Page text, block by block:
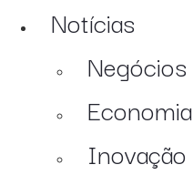
Notícias
Negócios
Economia
Inovação